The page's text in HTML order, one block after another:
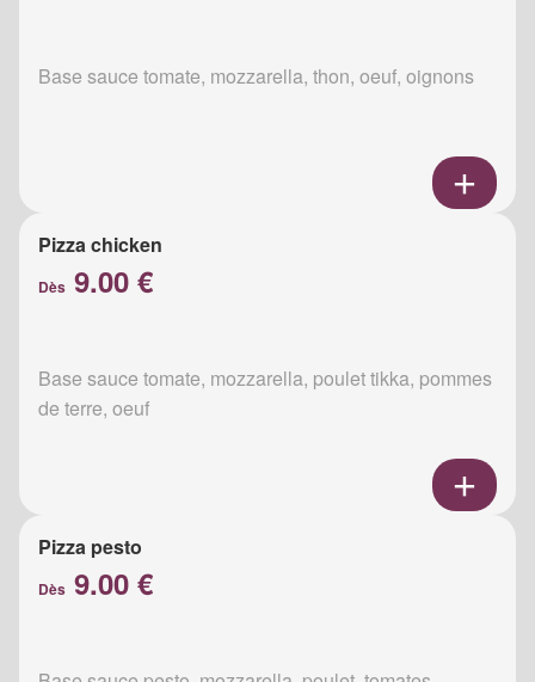
Base sauce tomate, mozzarella, thon, oeuf, oignons
Pizza chicken
Dès 9.00 €
Base sauce tomate, mozzarella, poulet tikka, pommes
de terre, oeuf
Pizza pesto
Dès 9.00 €